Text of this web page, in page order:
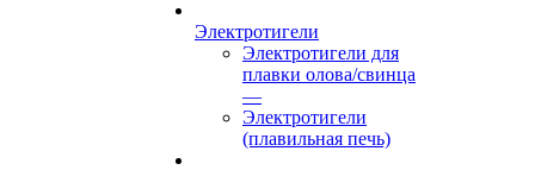
Электротигели
Электротигели для
плавки олова/свинца
—
Электротигели
(плавильная печь)